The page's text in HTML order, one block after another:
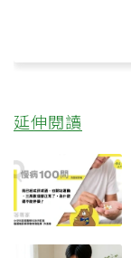
延伸閱讀